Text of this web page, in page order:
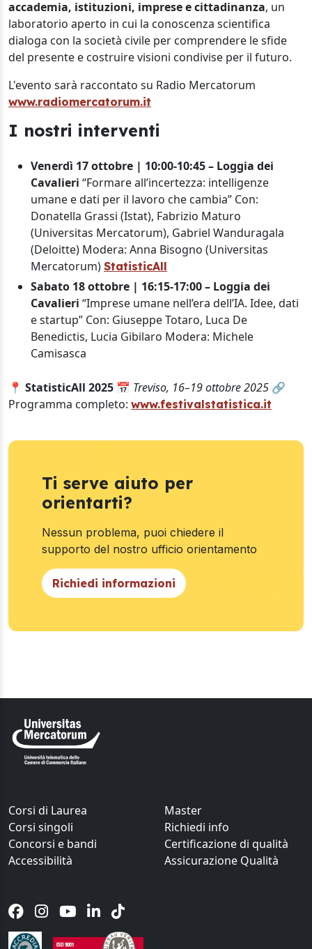
accademia, istituzioni, imprese e cittadinanza, un
laboratorio aperto in cui la conoscenza scientifica
dialoga con la società civile per comprendere le sfide
del presente e costruire visioni condivise per il futuro.
L'evento sarà raccontato su Radio Mercatorum
www.radiomercatorum.it
I nostri interventi
Venerdì 17 ottobre | 10:00-10:45 – Loggia dei
Cavalieri “Formare all’incertezza: intelligenze
umane e dati per il lavoro che cambia” Con:
Donatella Grassi (Istat), Fabrizio Maturo
(Universitas Mercatorum), Gabriel Wanduragala
(Deloitte) Modera: Anna Bisogno (Universitas
Mercatorum) StatisticAll
Sabato 18 ottobre | 16:15-17:00 – Loggia dei
Cavalieri “Imprese umane nell’era dell’IA. Idee, dati
e startup” Con: Giuseppe Totaro, Luca De
Benedictis, Lucia Gibilaro Modera: Michele
Camisasca
📍 StatisticAll 2025 📅 Treviso, 16–19 ottobre 2025 🔗
Programma completo: www.festivalstatistica.it
Ti serve aiuto per
orientarti?
Nessun problema, puoi chiedere il
supporto del nostro ufficio orientamento
Richiedi informazioni
Corsi di Laurea
Master
Corsi singoli
Richiedi info
Concorsi e bandi
Certificazione di qualità
Accessibilità
Assicurazione Qualità